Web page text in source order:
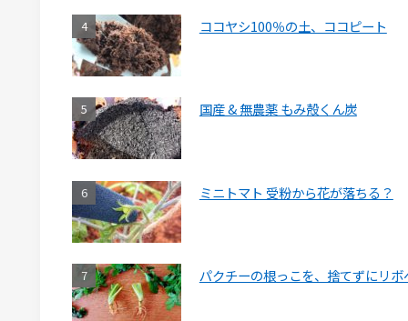
ココヤシ100％の土、ココピート
国産 & 無農薬 もみ殻くん炭
ミニトマト 受粉から花が落ちる？
パクチーの根っこを、捨てずにリボ